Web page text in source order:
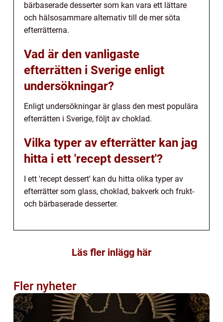
bärbaserade desserter som kan vara ett lättare
och hälsosammare alternativ till de mer söta
efterrätterna.
Vad är den vanligaste
efterrätten i Sverige enligt
undersökningar?
Enligt undersökningar är glass den mest populära
efterrätten i Sverige, följt av choklad.
Vilka typer av efterrätter kan jag
hitta i ett 'recept dessert'?
I ett 'recept dessert' kan du hitta olika typer av
efterrätter som glass, choklad, bakverk och frukt-
och bärbaserade desserter.
Läs fler inlägg här
Fler nyheter